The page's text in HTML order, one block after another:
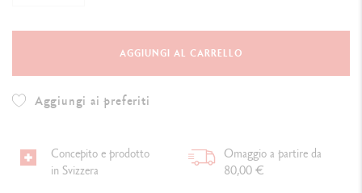
AGGIUNGI AL CARRELLO
Aggiungi ai preferiti
Concepito e prodotto
in Svizzera
Omaggio a partire da
80,00 €